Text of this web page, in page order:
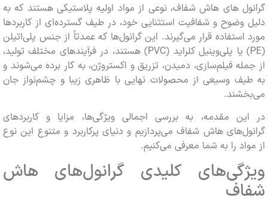
های هاش شفاف، نوعی از مواد اولیه پلاستیکی هستند که به
وضوح و شفافیت استثنایی خود، در طیف گسترده‌ای از کاربردها
قرار می‌گیرند. این گرانول‌ها که عمدتاً از جنس پلی‌اتیلن
(PE) یا پلی‌وینیل کلراید (PVC) هستند، در فرآیندهای مختلف تولید،
فیلم‌سازی، دمیدن، تزریق و اکستروژن، به کار برده می‌شوند و
وسیعی از محصولات نهایی با ظاهری زیبا و چشم‌نواز جان
مقدمه، به بررسی اجمالی ویژگی‌ها، مزایا و کاربردهای
هاش شفاف می‌پردازیم و دنیای پرکاربرد و متنوع این نوع
را به شما معرفی می‌کنیم.
کلیدی گرانول‌های هاش